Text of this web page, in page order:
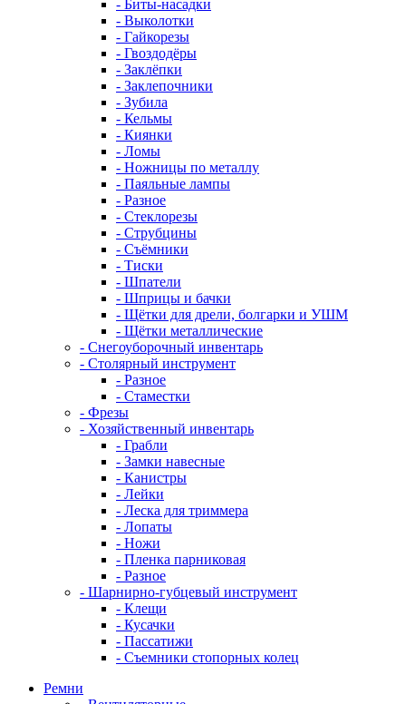
- Биты-насадки
- Выколотки
- Гайкорезы
- Гвоздодёры
- Заклёпки
- Заклепочники
- Зубила
- Кельмы
- Киянки
- Ломы
- Ножницы по металлу
- Паяльные лампы
- Разное
- Стеклорезы
- Струбцины
- Съёмники
- Тиски
- Шпатели
- Шприцы и бачки
- Щётки для дрели, болгарки и УШМ
- Щётки металлические
- Снегоуборочный инвентарь
- Столярный инструмент
- Разное
- Стаместки
- Фрезы
- Хозяйственный инвентарь
- Грабли
- Замки навесные
- Канистры
- Лейки
- Леска для триммера
- Лопаты
- Ножи
- Пленка парниковая
- Разное
- Шарнирно-губцевый инструмент
- Клещи
- Кусачки
- Пассатижи
- Съемники стопорных колец
Ремни